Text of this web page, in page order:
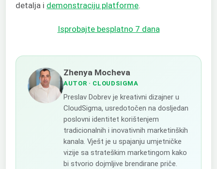
detalja i demonstraciju platforme.
Isprobajte besplatno 7 dana
Zhenya Mocheva
AUTOR · CLOUDSIGMA
Preslav Dobrev je kreativni dizajner u
CloudSigma, usredotočen na dosljedan
poslovni identitet korištenjem
tradicionalnih i inovativnih marketinških
kanala. Vješt je u spajanju umjetničke
vizije sa strateškim marketingom kako
bi stvorio dojmljive brendirane priče.